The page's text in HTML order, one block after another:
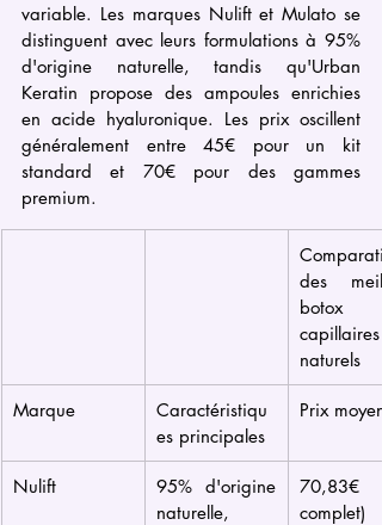
variable. Les marques Nulift et Mulato se
distinguent avec leurs formulations à 95%
d'origine naturelle, tandis qu'Urban
Keratin propose des ampoules enrichies
en acide hyaluronique. Les prix oscillent
généralement entre 45€ pour un kit
standard et 70€ pour des gammes
premium.
Comparatif
des
botox
capillaires
naturels
Marque
Caractéristiqu
es principales
Prix moyen
Nulift
95% d'origine
naturelle,
70,83€
complet)